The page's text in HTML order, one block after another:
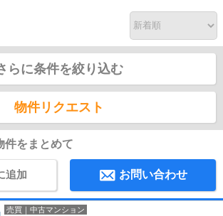
らに条件を絞り込む
物件リクエスト
件をまとめて
追加 お問い合わせ
売買｜中古マンション